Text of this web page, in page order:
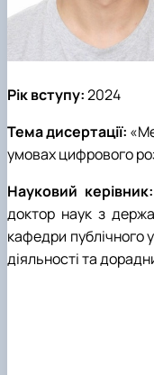
Рік вступу:2024
Тема дисертації: «
умовах цифрового
Науковий керівник:
доктор наук з
кафедри публічного
діяльності та